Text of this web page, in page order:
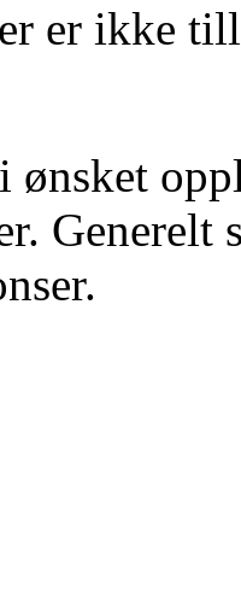
er ikke